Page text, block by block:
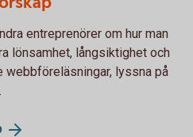
entreprenörer om hur man
lönsamhet, långsiktighet och
webbföreläsningar, lyssna på